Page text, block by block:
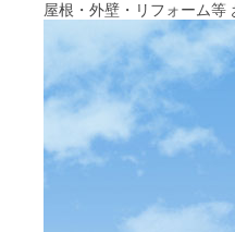
屋根・外壁・リフォーム等